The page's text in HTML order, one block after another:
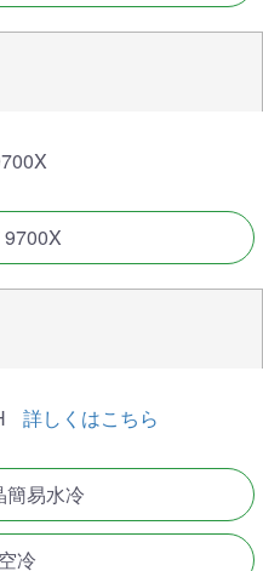
詳しくはこちら
簡易水冷
冷